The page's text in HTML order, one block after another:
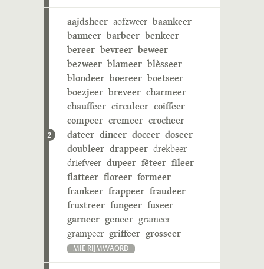
2
aajdsheer aofzweer baankeer
banneer barbeer benkeer
bereer bevreer beweer
bezweer blameer blèsseer
blondeer boereer boetseer
boezjeer breveer charmeer
chauffeer circuleer coiffeer
compeer cremeer crocheer
dateer dineer doceer doseer
doubleer drappeer drekbeer
driefveer dupeer fêteer fileer
flatteer floreer formeer
frankeer frappeer fraudeer
frustreer fungeer fuseer
garneer geneer grameer
grampeer griffeer grosseer
MIE RIJMWÄÖRD